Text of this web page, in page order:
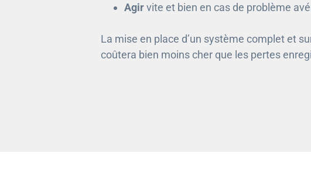
Agirvite et bien en cas de problème
La mise en place d’un système complet et
coûtera bien moins cher que les pertes